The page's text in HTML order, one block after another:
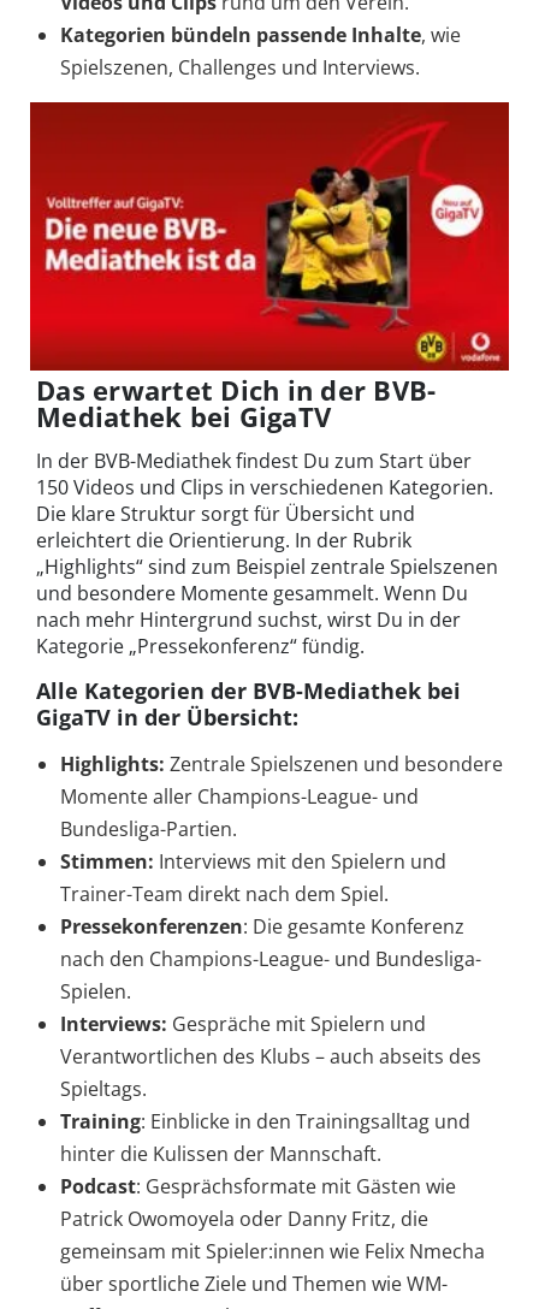
Kategorien bündeln passende Inhalte, wie
Spielszenen, Challenges und Interviews.
Das erwartet Dich in der BVB-
Mediathek bei GigaTV
In der BVB-Mediathek findest Du zum Start über
150 Videos und Clips in verschiedenen Kategorien.
Die klare Struktur sorgt für Übersicht und
erleichtert die Orientierung. In der Rubrik
„Highlights“ sind zum Beispiel zentrale Spielszenen
und besondere Momente gesammelt. Wenn Du
nach mehr Hintergrund suchst, wirst Du in der
Kategorie „Pressekonferenz“ fündig.
Alle Kategorien der BVB-Mediathek bei
GigaTV in der Übersicht:
Highlights: Zentrale Spielszenen und besondere
Momente aller Champions-League- und
Bundesliga-Partien.
Stimmen: Interviews mit den Spielern und
Trainer-Team direkt nach dem Spiel.
Pressekonferenzen: Die gesamte Konferenz
nach den Champions-League- und Bundesliga-
Spielen.
Interviews: Gespräche mit Spielern und
Verantwortlichen des Klubs – auch abseits des
Spieltags.
Training: Einblicke in den Trainingsalltag und
hinter die Kulissen der Mannschaft.
Podcast: Gesprächsformate mit Gästen wie
Patrick Owomoyela oder Danny Fritz, die
gemeinsam mit Spieler:innen wie Felix Nmecha
über sportliche Ziele und Themen wie WM-